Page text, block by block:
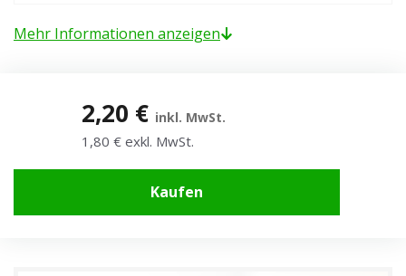
Mehr Informationen anzeigen
2,20 € inkl. MwSt.
1,80 € exkl. MwSt.
Kaufen